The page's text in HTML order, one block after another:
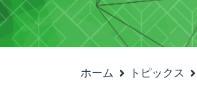
ホーム トピックス